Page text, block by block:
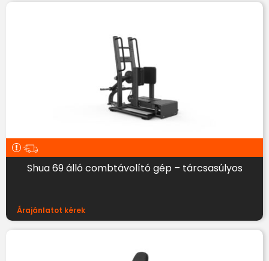
Shua 69 álló combtávolító gép – tárcsasúlyos
Árajánlatot kérek